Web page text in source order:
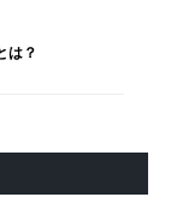
は？